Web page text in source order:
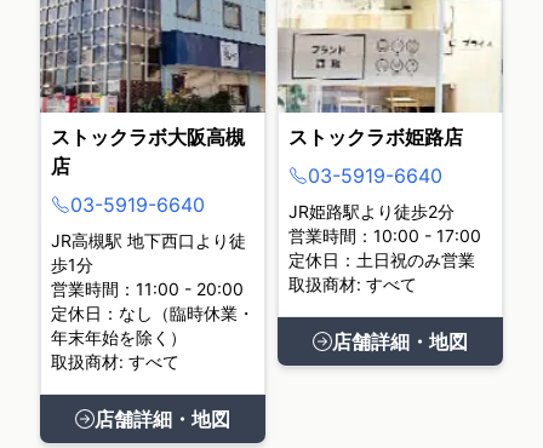
ストックラボ大阪高槻
店
03-5919-6640
JR高槻駅 地下西口より徒
歩1分
営業時間：11:00 - 20:00
定休日：なし（臨時休業・
年末年始を除く）
取扱商材: すべて
店舗詳細・地図
ストックラボ姫路店
03-5919-6640
JR姫路駅より徒歩2分
営業時間：10:00 - 17:00
定休日：土日祝のみ営業
取扱商材: すべて
店舗詳細・地図